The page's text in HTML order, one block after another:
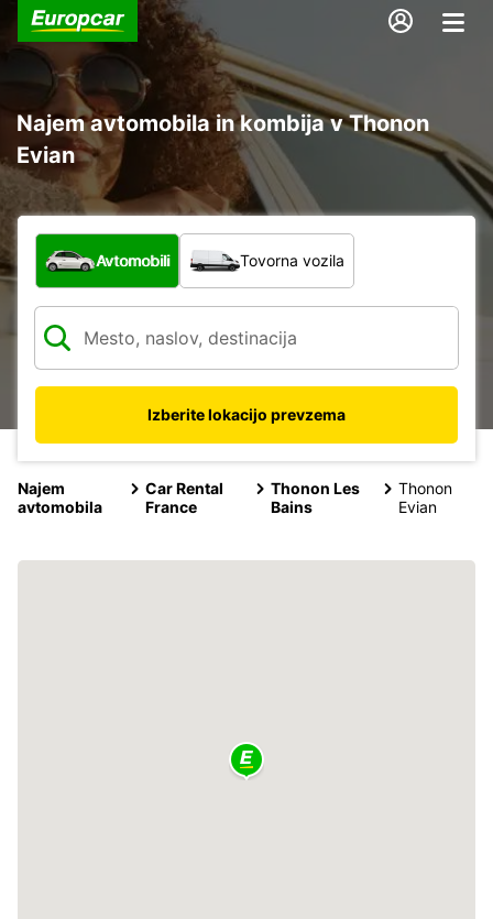
Najem avtomobila in kombija v Thonon
Evian
Katera vrsta vozila?
Avtomobili Tovorna vozila
Izberite lokacijo prevzema
Najem
avtomobila
Car Rental
France
Thonon Les
Bains
Thonon
Evian